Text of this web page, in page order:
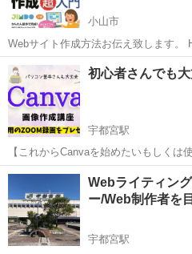
小山市
Webサイト作成方法お伝え致します。 HTML/CSS/JavaScript、SQL,
Ruby on Railsを知らなくても作成でき
イト作成になるため、 基本的なpc操
栃木 小山市 ホームページ作成
初心者さんでも
宇都宮駅
【これからCanvaを始めたいもしくは
け】 基本機能をレクチャーしつつ、画像やスライド、サムネイルなど
の作成を見ながら、ご自分でも何か
の講座です。 🌟チラ...
栃木 宇都宮市 宇都宮駅 そ
Webライティン
ー/Web制作者を
宇都宮駅